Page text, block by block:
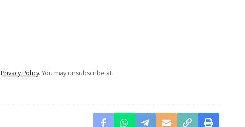
Privacy Policy. You may unsubscribe at